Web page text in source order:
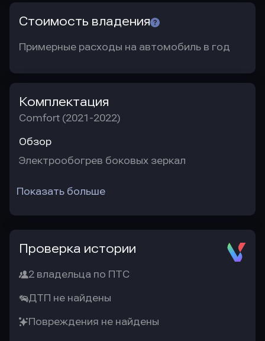
Стоимость владения
Примерные расходы на автомобиль в год
Комплектация
Comfort (2021-2022)
Обзор
Электрообогрев боковых зеркал
Показать больше
Проверка истории
2 владельца по ПТС
ДТП не найдены
Повреждения не найдены